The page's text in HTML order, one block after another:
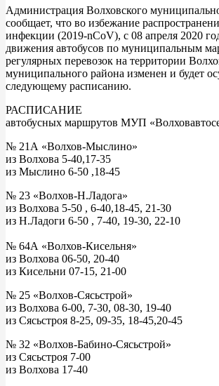
Администрация Волховского
сообщает, что во избежание
инфекции (2019-nCoV), с 08 апреля 2020
движения автобусов по муниципальным
регулярных перевозок на территории
муниципального района изменен и будет
следующему расписанию.
РАСПИСАНИЕ
автобусных маршрутов МУП
№ 21А «Волхов-Мыслино»
из Волхова 5-40,17-35
из Мыслино 6-50 ,18-45
№ 23 «Волхов-Н.Ладога»
из Волхова 5-50 , 6-40,18-45, 21-30
из Н.Ладоги 6-50 , 7-40, 19-30, 22-10
№ 64А «Волхов-Кисельня»
из Волхова 06-50, 20-40
из Кисельни 07-15, 21-00
№ 25 «Волхов-Сясьстрой»
из Волхова 6-00, 7-30, 08-30, 19-40
из Сясьстроя 8-25, 09-35, 18-45,20-45
№ 32 «Волхов-Бабино-Сясьстрой»
из Сясьстроя 7-00
из Волхова 17-40